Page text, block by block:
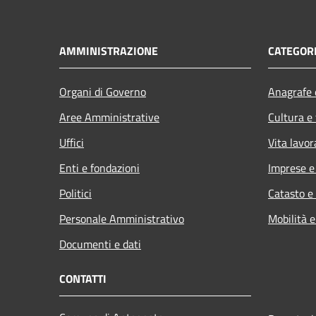
AMMINISTRAZIONE
Organi di Governo
Aree Amministrative
Uffici
Enti e fondazioni
Politici
Personale Amministrativo
Documenti e dati
Cultura
Vita
Imprese
Catasto
Mobilità
CONTATTI